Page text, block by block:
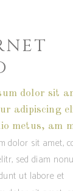
dolor sit
adipiscing
metus, am
dolor sit amet,
sed diam
ut labore et